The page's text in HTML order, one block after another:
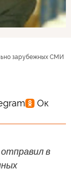
зарубежных СМИ
в